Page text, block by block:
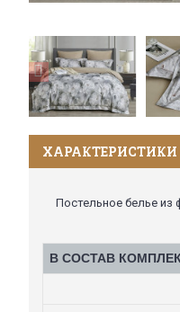
ХАРАКТЕРИСТИКИ
Постельное белье из
В СОСТАВ